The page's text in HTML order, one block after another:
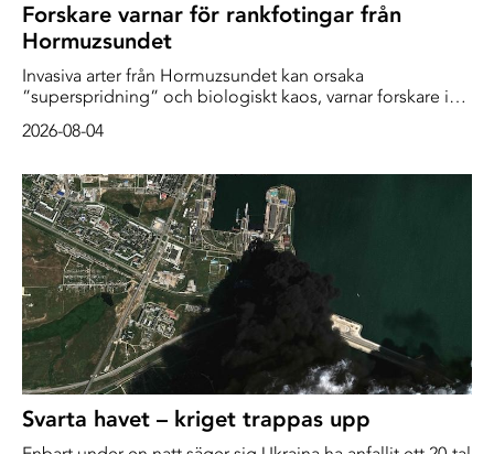
Forskare varnar för rankfotingar från
Hormuzsundet
Invasiva arter från Hormuzsundet kan orsaka
”superspridning” och biologiskt kaos, varnar forskare i
scenario är jag inte säker på att du hade kunnat göra det
fraktfartyg som har varit fast i Hormuzsundet sedan kriget
mellan USA och Iran […]
2026-08-04
Svarta havet – kriget trappas upp